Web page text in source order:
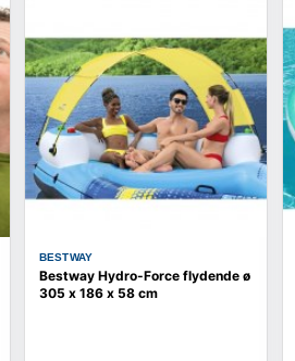
BESTWAY
Bestway Hydro-Force flydende ø
305 x 186 x 58 cm